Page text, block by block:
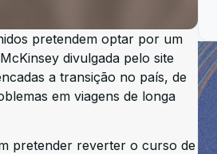
pretendem optar por um
divulgada pelo site
a transição no país, de
em viagens de longa
pretender reverter o curso de